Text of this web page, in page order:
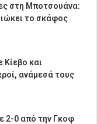
στη Μποτσουάνα:
το σκάφος
Κίεβο και
ανάμεσά τους
2-0 από την Γκοφ